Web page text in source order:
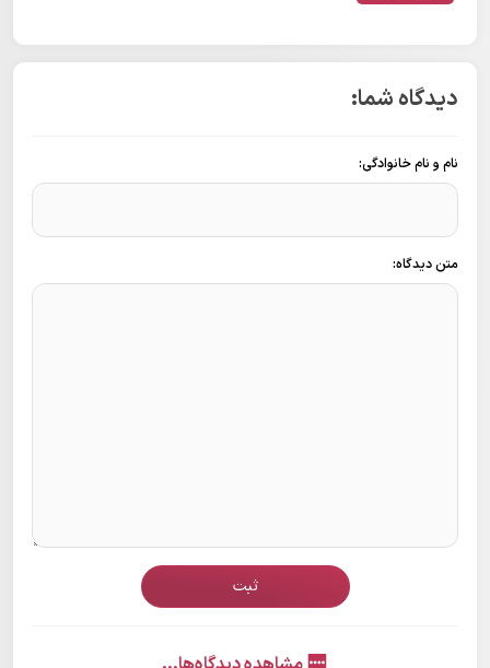
دیدگاه شما:
نام و نام خانوادگی:
متن دیدگاه:
ثبت